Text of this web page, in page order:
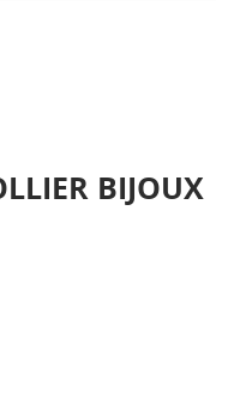
BIJOUX